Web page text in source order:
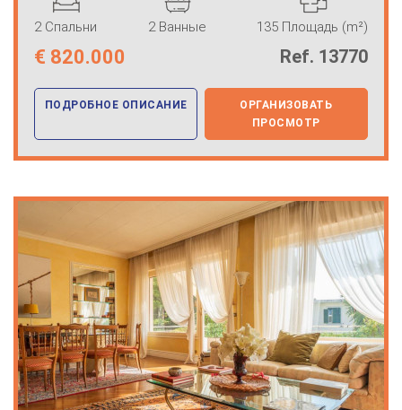
2 Спальни 2 Ванные 135 Площадь (m²)
€ 820.000 Ref. 13770
ПОДРОБНОЕ ОПИСАНИЕ
ОРГАНИЗОВАТЬ
ПРОСМОТР